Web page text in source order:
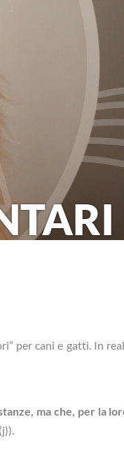
per cani e gatti. In
ma che, per la